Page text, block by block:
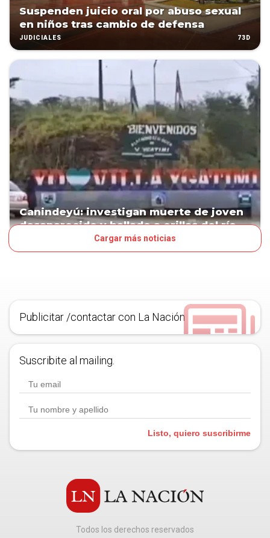
Suspenden juicio oral por abuso sexual
en niños tras cambio de defensa
JUDICIALES 73D
Canindeyú: investigan muerte de joven
desaparecido y hallado a orillas del río
Cargar más noticias
Publicitar /contactar con La Nación
Suscribite al mailing.
Listo, quiero suscribirme
Todos los derechos reservados